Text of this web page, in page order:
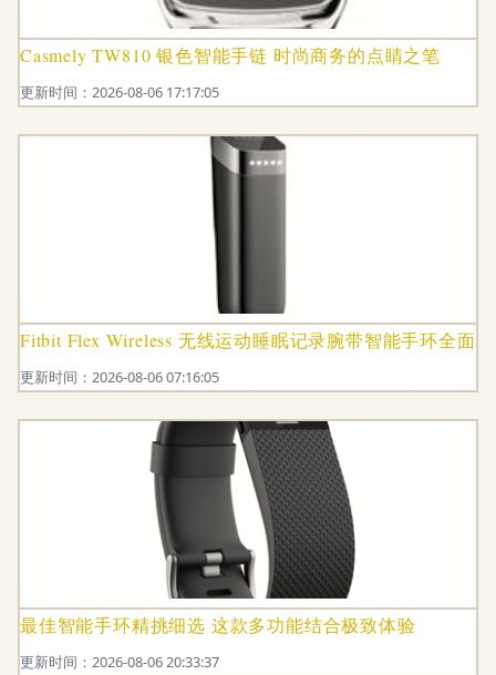
Casmely TW810 银色智能手链 时尚商务的点睛之笔
更新时间：2026-08-06 17:17:05
Fitbit Flex Wireless 无线运动睡眠记录腕带智能手环全面
更新时间：2026-08-06 07:16:05
最佳智能手环精挑细选 这款多功能结合极致体验
更新时间：2026-08-06 20:33:37